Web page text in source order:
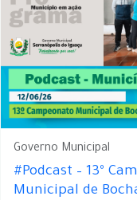
Governo Municipal
#Podcast – 13º
Municipal de